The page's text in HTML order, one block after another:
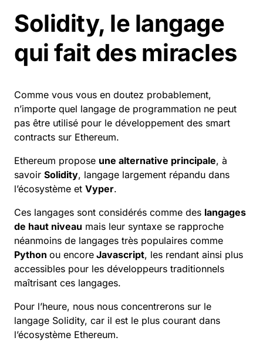
Solidity, le langage
qui fait des miracles
Comme vous vous en doutez probablement,
n’importe quel langage de programmation ne peut
pas être utilisé pour le développement des smart
contracts sur Ethereum.
Ethereum propose une alternative principale, à
savoir Solidity, langage largement répandu dans
l’écosystème et Vyper.
Ces langages sont considérés comme des langages
de haut niveau mais leur syntaxe se rapproche
néanmoins de langages très populaires comme
Python ou encore Javascript, les rendant ainsi plus
accessibles pour les développeurs traditionnels
maîtrisant ces langages.
Pour l’heure, nous nous concentrerons sur le
langage Solidity, car il est le plus courant dans
l’écosystème Ethereum.